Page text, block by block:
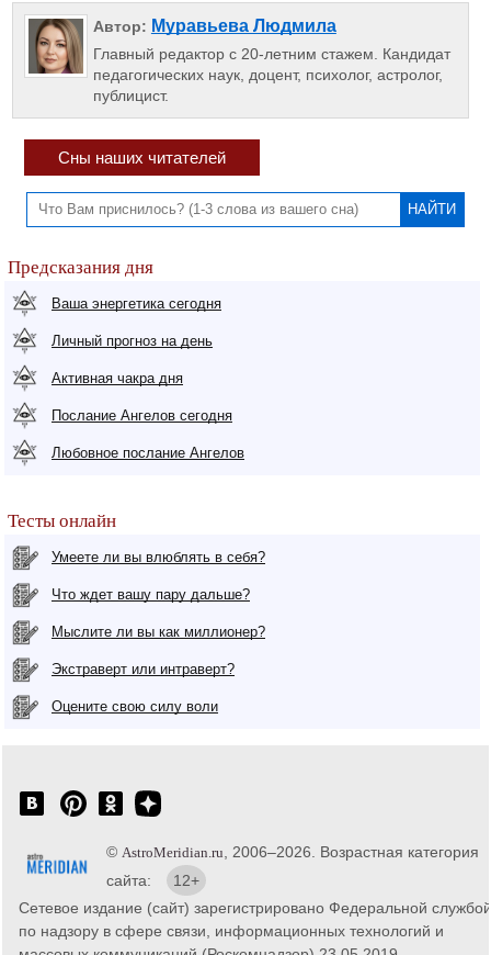
Автор: Муравьева Людмила
Главный редактор с 20-летним стажем. Кандидат
педагогических наук, доцент, психолог, астролог,
публицист.
Сны наших читателей
Предсказания дня
Ваша энергетика сегодня
Личный прогноз на день
Активная чакра дня
Послание Ангелов сегодня
Любовное послание Ангелов
Тесты онлайн
Умеете ли вы влюблять в себя?
Что ждет вашу пару дальше?
Мыслите ли вы как миллионер?
Экстраверт или интраверт?
Оцените свою силу воли
© AstroMeridian.ru , 2006–2026. Возрастная категория
сайта:
12+
Сетевое издание (сайт) зарегистрировано Федеральной службой
по надзору в сфере связи, информационных технологий и